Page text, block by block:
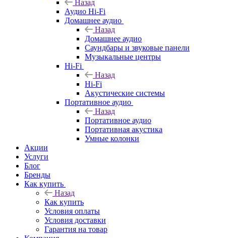
Назад
Аудио Hi-Fi
Домашнее аудио
Назад
Домашнее аудио
Саундбары и звуковые панели
Музыкальные центры
Hi-Fi
Назад
Hi-Fi
Акустические системы
Портативное аудио
Назад
Портативное аудио
Портативная акустика
Умные колонки
Акции
Услуги
Блог
Бренды
Как купить
Назад
Как купить
Условия оплаты
Условия доставки
Гарантия на товар